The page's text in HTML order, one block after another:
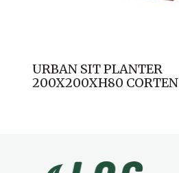
URBAN SIT PLANTER
200X200XH80 CORTEN